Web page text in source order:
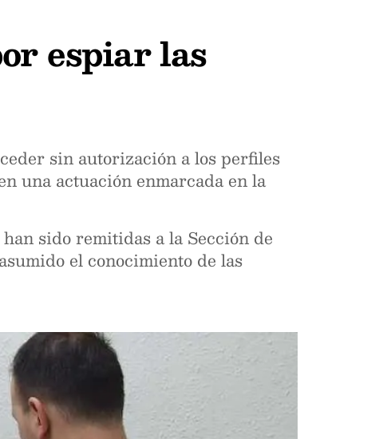
espiar las
sin autorización a los perfiles
una actuación enmarcada en la
han sido remitidas a la Sección de
el conocimiento de las